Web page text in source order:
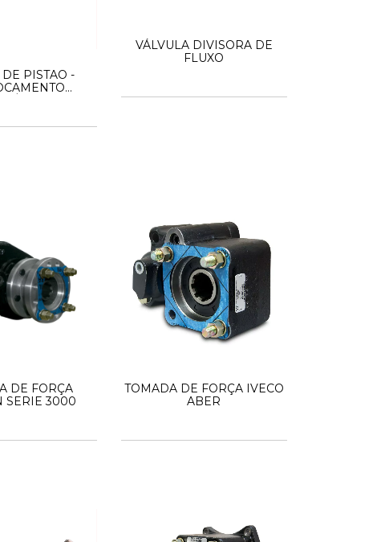
PISTAO -
VÁLVULA DIVISORA DE
FLUXO
DE FORÇA
SERIE 3000
TOMADA DE FORÇA IVECO
ABER